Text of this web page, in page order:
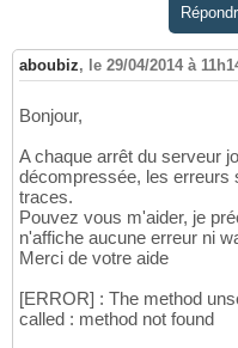
aboubiz, le 29/04/2014 à
Bonjour,
A chaque arrêt du serveur
décompressée, les erreurs
traces.
Pouvez vous m'aider, je
n'affiche aucune erreur ni
Merci de votre aide
[ERROR] : The method
called : method not found